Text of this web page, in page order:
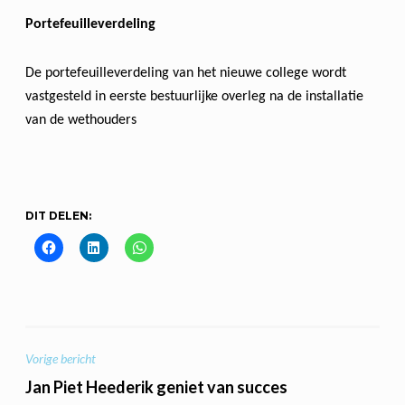
Portefeuilleverdeling
De portefeuilleverdeling van het nieuwe college wordt
vastgesteld in eerste bestuurlijke overleg na de installatie
van de wethouders
DIT DELEN:
BERICHT
NAVIGATIE
Vorige bericht
Jan Piet Heederik geniet van succes